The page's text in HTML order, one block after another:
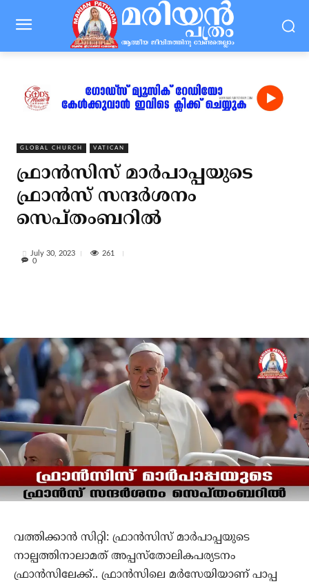
GLOBAL CHURCH VATICAN
ഫ്രാന്‍സിസ് മാര്‍പാപ്പയുടെ
ഫ്രാന്‍സ് സന്ദര്‍ശനം
സെപ്തംബറില്‍
July 30, 2023
261
0
വത്തിക്കാന്‍ സിറ്റി: ഫ്രാന്‍സിസ് മാര്‍പാപ്പയുടെ
നാല്പത്തിനാലാമത് അപ്പസ്‌തോലികപര്യടനം
ഫ്രാന്‍സിലേക്ക്.. ഫ്രാന്‍സിലെ മര്‍സേയിയാണ് പാപ്പ